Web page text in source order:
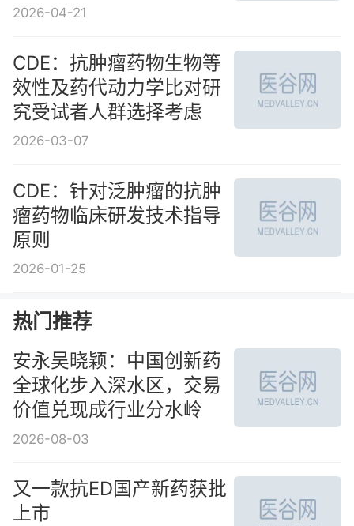
2026-04-21
CDE：抗肿瘤药物生物等
效性及药代动力学比对研
究受试者人群选择考虑
2026-03-07
CDE：针对泛肿瘤的抗肿
瘤药物临床研发技术指导
原则
2026-01-25
热门推荐
安永吴晓颖：中国创新药
全球化步入深水区，交易
价值兑现成行业分水岭
2026-08-03
又一款抗ED国产新药获批
上市